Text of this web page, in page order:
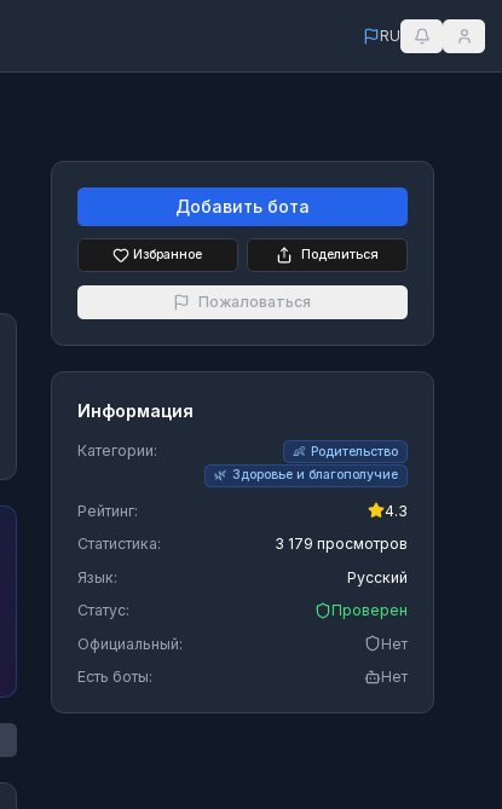
RU
Добавить бота
Избранное Поделиться
Пожаловаться
Информация
Категории: 👶 Родительство
🌿 Здоровье и благополучие
Рейтинг:
4.3
Статистика:
3 179 просмотров
Язык:
Русский
Статус:
Проверен
Официальный:
Нет
Есть боты:
Нет